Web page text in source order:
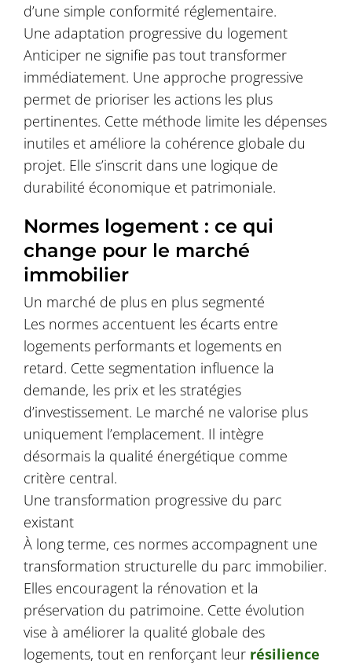
d’une simple conformité réglementaire.
Une adaptation progressive du logement
Anticiper ne signifie pas tout transformer
immédiatement. Une approche progressive
permet de prioriser les actions les plus
pertinentes. Cette méthode limite les dépenses
inutiles et améliore la cohérence globale du
projet. Elle s’inscrit dans une logique de
durabilité économique et patrimoniale.
Normes logement : ce qui
change pour le marché
immobilier
Un marché de plus en plus segmenté
Les normes accentuent les écarts entre
logements performants et logements en
retard. Cette segmentation influence la
demande, les prix et les stratégies
d’investissement. Le marché ne valorise plus
uniquement l’emplacement. Il intègre
désormais la qualité énergétique comme
critère central.
Une transformation progressive du parc
existant
À long terme, ces normes accompagnent une
transformation structurelle du parc immobilier.
Elles encouragent la rénovation et la
préservation du patrimoine. Cette évolution
vise à améliorer la qualité globale des
logements, tout en renforçant leur résilience